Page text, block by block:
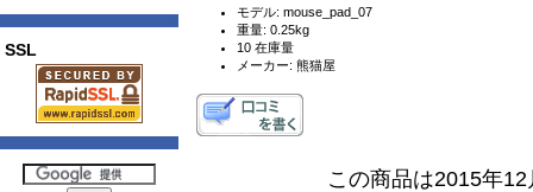
SSL
モデル: mouse_pad_07
重量: 0.25kg
10 在庫量
メーカー: 熊猫屋
この商品は2015年